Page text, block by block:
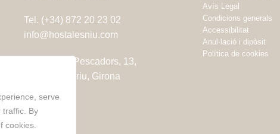
serve
traffic. By
cookies.
Tel. (+34) 872 20 23 02
info@hostalesniu.com
Carrer dels Pescadors, 13,
17212 Tamariu, Girona
Avís Legal
Condicions generals
Accessibilitat
Anul·lació i dipòsit
Política de cookies